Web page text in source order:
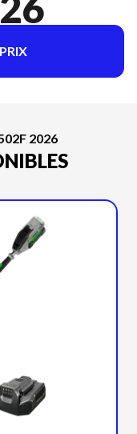
2026